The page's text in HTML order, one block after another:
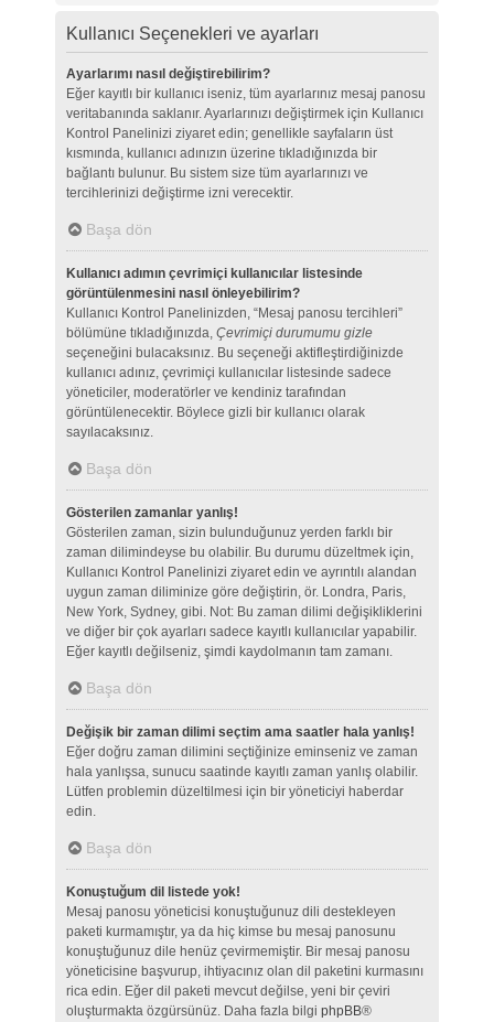
Kullanıcı Seçenekleri ve ayarları
Ayarlarımı nasıl değiştirebilirim?
Eğer kayıtlı bir kullanıcı iseniz, tüm ayarlarınız mesaj panosu
veritabanında saklanır. Ayarlarınızı değiştirmek için Kullanıcı
Kontrol Panelinizi ziyaret edin; genellikle sayfaların üst
kısmında, kullanıcı adınızın üzerine tıkladığınızda bir
bağlantı bulunur. Bu sistem size tüm ayarlarınızı ve
tercihlerinizi değiştirme izni verecektir.
Başa dön
Kullanıcı adımın çevrimiçi kullanıcılar listesinde
görüntülenmesini nasıl önleyebilirim?
Kullanıcı Kontrol Panelinizden, “Mesaj panosu tercihleri”
bölümüne tıkladığınızda, Çevrimiçi durumumu gizle
seçeneğini bulacaksınız. Bu seçeneği aktifleştirdiğinizde
kullanıcı adınız, çevrimiçi kullanıcılar listesinde sadece
yöneticiler, moderatörler ve kendiniz tarafından
görüntülenecektir. Böylece gizli bir kullanıcı olarak
sayılacaksınız.
Başa dön
Gösterilen zamanlar yanlış!
Gösterilen zaman, sizin bulunduğunuz yerden farklı bir
zaman dilimindeyse bu olabilir. Bu durumu düzeltmek için,
Kullanıcı Kontrol Panelinizi ziyaret edin ve ayrıntılı alandan
uygun zaman diliminize göre değiştirin, ör. Londra, Paris,
New York, Sydney, gibi. Not: Bu zaman dilimi değişikliklerini
ve diğer bir çok ayarları sadece kayıtlı kullanıcılar yapabilir.
Eğer kayıtlı değilseniz, şimdi kaydolmanın tam zamanı.
Başa dön
Değişik bir zaman dilimi seçtim ama saatler hala yanlış!
Eğer doğru zaman dilimini seçtiğinize eminseniz ve zaman
hala yanlışsa, sunucu saatinde kayıtlı zaman yanlış olabilir.
Lütfen problemin düzeltilmesi için bir yöneticiyi haberdar
edin.
Başa dön
Konuştuğum dil listede yok!
Mesaj panosu yöneticisi konuştuğunuz dili destekleyen
paketi kurmamıştır, ya da hiç kimse bu mesaj panosunu
konuştuğunuz dile henüz çevirmemiştir. Bir mesaj panosu
yöneticisine başvurup, ihtiyacınız olan dil paketini kurmasını
rica edin. Eğer dil paketi mevcut değilse, yeni bir çeviri
oluşturmakta özgürsünüz. Daha fazla bilgi phpBB®